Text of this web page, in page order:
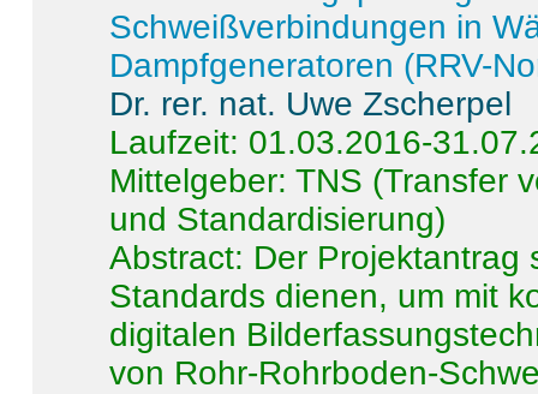
Schweißverbindungen in
Dampfgeneratoren (RRV-
Dr. rer. nat. Uwe Zscherpel
Laufzeit: 01.03.2016-
Mittelgeber: TNS (Transfer
und Standardisierung)
Abstract: Der Projektantrag
Standards dienen, um mit
digitalen
von Rohr-Rohrboden-